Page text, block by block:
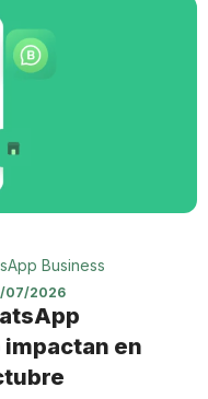
Business
07/2026
en